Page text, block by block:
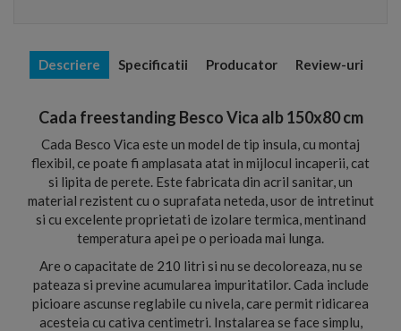
Descriere Specificatii Producator Review-uri
Cada freestanding Besco Vica alb 150x80 cm
Cada Besco Vica este un model de tip insula, cu montaj
flexibil, ce poate fi amplasata atat in mijlocul incaperii, cat
si lipita de perete. Este fabricata din acril sanitar, un
material rezistent cu o suprafata neteda, usor de intretinut
si cu excelente proprietati de izolare termica, mentinand
temperatura apei pe o perioada mai lunga.
Are o capacitate de 210 litri si nu se decoloreaza, nu se
pateaza si previne acumularea impuritatilor. Cada include
picioare ascunse reglabile cu nivela, care permit ridicarea
acesteia cu cativa centimetri. Instalarea se face simplu,